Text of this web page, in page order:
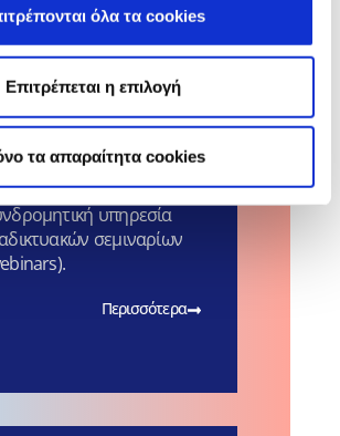
όλα τα cookies
Επιτρέπεται η επιλογή
τα απαραίτητα cookies
Περισσότερα
TaxHeaven
Webinars
υπηρεσία
σεμιναρίων
Περισσότερα